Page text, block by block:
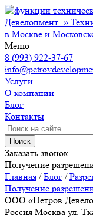
Девелопмент+»
в Москве и
Меню
8 (993) 922-37-67
Услуги
О компании
Блог
Контакты
Поиск
Заказать звонок
Получение
Главная /Блог /
Получение
ООО «Петров
Россия Москва ул.